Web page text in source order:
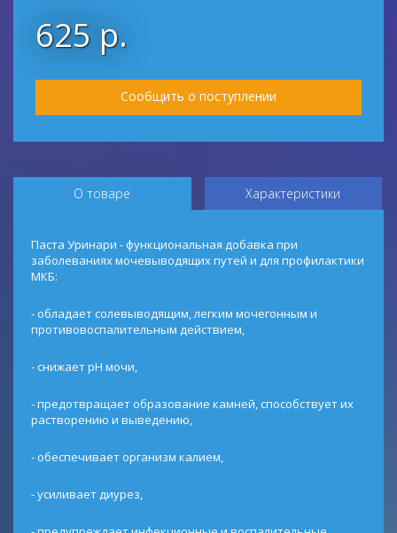
625 р.
Сообщить о поступлении
О товаре Характеристики
Паста Уринари - функциональная добавка при
заболеваниях мочевыводящих путей и для профилактики
МКБ:
- обладает солевыводящим, легким мочегонным и
противовоспалительным действием,
- снижает рН мочи,
- предотвращает образование камней, способствует их
растворению и выведению,
- обеспечивает организм калием,
- усиливает диурез,